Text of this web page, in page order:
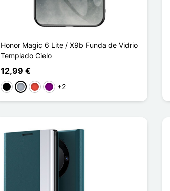
Honor Magic 6 Lite / X9b Funda de Vidrio
Templado Cielo
12,99 €
Negro
Gris RojoPúrpura
+2